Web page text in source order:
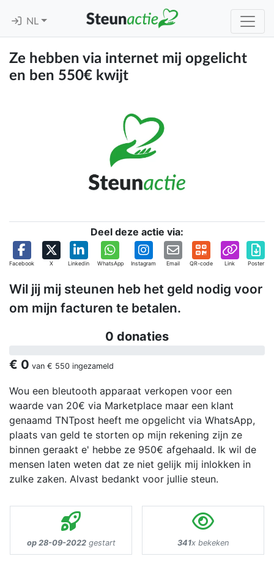
NL
Ze hebben via internet mij opgelicht
en ben 550€ kwijt
Deel deze actie via:
Facebook X Linkedin WhatsApp Instagram Email QR-code Link Poster
Wil jij mij steunen heb het geld nodig voor
om mijn facturen te betalen.
0 donaties
€ 0 van € 550 ingezameld
Wou een bleutooth apparaat verkopen voor een
waarde van 20€ via Marketplace maar een klant
genaamd TNTpost heeft me opgelicht via WhatsApp,
plaats van geld te storten op mijn rekening zijn ze
binnen geraakt e' hebbe ze 950€ afgehaald. Ik wil de
mensen laten weten dat ze niet gelijk mij inlokken in
zulke zaken. Alvast bedankt voor jullie steun.
op 28-09-2022gestart 341x bekeken